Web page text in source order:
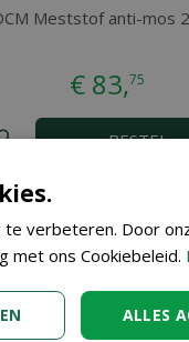
Meststof anti-mos
€ 83,75
BESTEL
nabij Aalst,
over DCM
ziens!
verbeteren. Door
met ons Cookiebeleid.
ALLES